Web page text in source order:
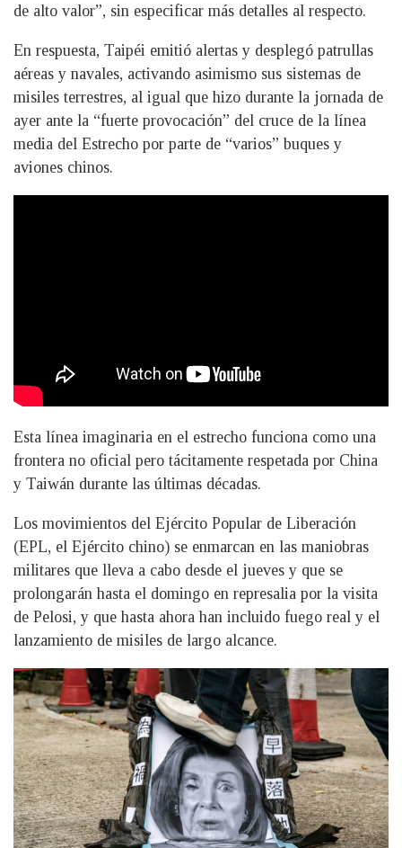
de alto valor”, sin especificar más detalles al respecto.
En respuesta, Taipéi emitió alertas y desplegó patrullas
aéreas y navales, activando asimismo sus sistemas de
misiles terrestres, al igual que hizo durante la jornada de
ayer ante la “fuerte provocación” del cruce de la línea
media del Estrecho por parte de “varios” buques y
aviones chinos.
Esta línea imaginaria en el estrecho funciona como una
frontera no oficial pero tácitamente respetada por China
y Taiwán durante las últimas décadas.
Los movimientos del Ejército Popular de Liberación
(EPL, el Ejército chino) se enmarcan en las maniobras
militares que lleva a cabo desde el jueves y que se
prolongarán hasta el domingo en represalia por la visita
de Pelosi, y que hasta ahora han incluido fuego real y el
lanzamiento de misiles de largo alcance.